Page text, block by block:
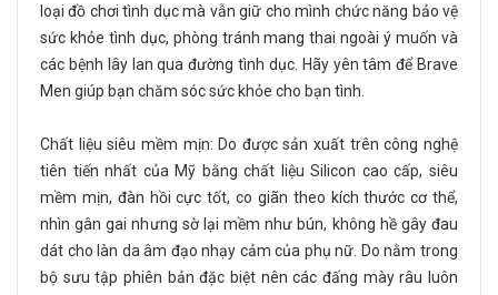
loại đồ chơi tình dục mà vẫn giữ cho mình chức năng bảo vệ
sức khỏe tình dục, phòng tránh mang thai ngoài ý muốn và
các bệnh lây lan qua đường tình dục. Hãy yên tâm để Brave
Men giúp bạn chăm sóc sức khỏe cho bạn tình.
Chất liệu siêu mềm mịn: Do được sản xuất trên công nghệ
tiên tiến nhất của Mỹ bằng chất liệu Silicon cao cấp, siêu
mềm mịn, đàn hồi cực tốt, co giãn theo kích thước cơ thể,
nhìn gân gai nhưng sờ lại mềm như bún, không hề gây đau
dát cho làn da âm đạo nhạy cảm của phụ nữ. Do nằm trong
bộ sưu tập phiên bản đặc biệt nên các đấng mày râu luôn